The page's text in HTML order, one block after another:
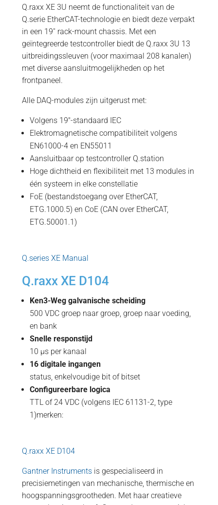
Q.raxx XE 3U neemt de functionaliteit van de
Q.serie EtherCAT-technologie en biedt deze verpakt
in een 19′′ rack-mount chassis. Met een
geïntegreerde testcontroller biedt de Q.raxx 3U 13
uitbreidingssleuven (voor maximaal 208 kanalen)
met diverse aansluitmogelijkheden op het
frontpaneel.
Alle DAQ-modules zijn uitgerust met:
Volgens 19"-standaard IEC
Elektromagnetische compatibiliteit volgens
EN61000-4 en EN55011
Aansluitbaar op testcontroller Q.station
Hoge dichtheid en flexibiliteit met 13 modules in
één systeem in elke constellatie
FoE (bestandstoegang over EtherCAT,
ETG.1000.5) en CoE (CAN over EtherCAT,
ETG.50001.1)
Q.series XE Manual
Q.raxx XE D104
Ken3-Weg galvanische scheiding
500 VDC groep naar groep, groep naar voeding,
en bank
Snelle responstijd
10 µs per kanaal
16 digitale ingangen
status, enkelvoudige bit of bitset
Configureerbare logica
TTL of 24 VDC (volgens IEC 61131-2, type
1)merken:
Q.raxx XE D104
Gantner Instrumentsis gespecialiseerd in
precisiemetingen van mechanische, thermische en
hoogspanningsgrootheden. Met haar creatieve